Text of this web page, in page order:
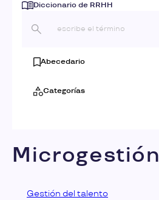
Diccionario de RRHH
Abecedario
Categorías
Microgestión
Gestión del talento